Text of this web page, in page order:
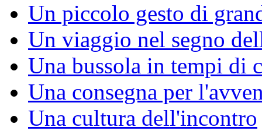
Un piccolo gesto di
Un viaggio nel segno
Una bussola in tempi di
Una consegna per
Una cultura dell'incontro